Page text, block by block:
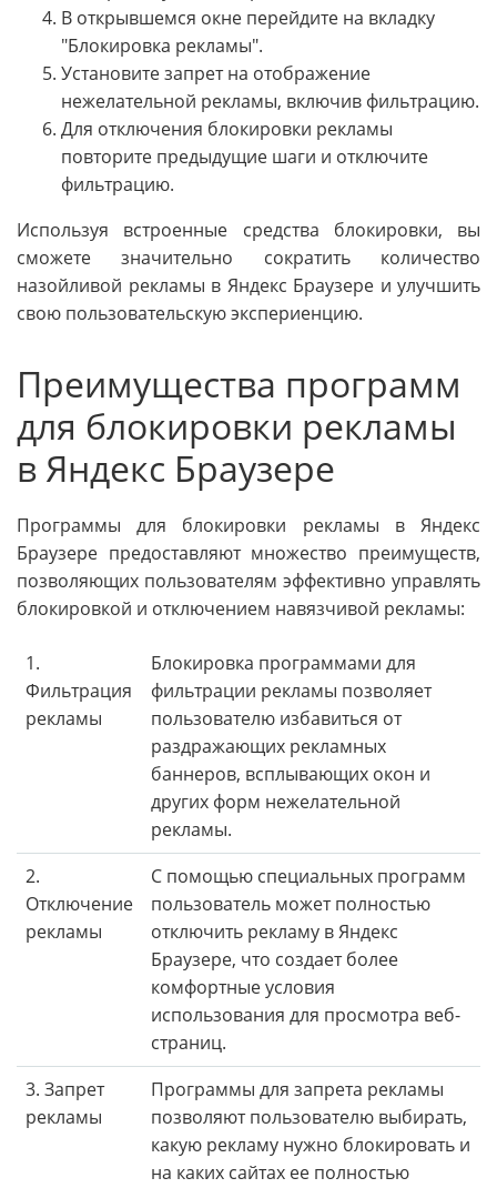
В открывшемся окне перейдите на вкладку
"Блокировка рекламы".
Установите запрет на отображение
нежелательной рекламы, включив фильтрацию.
Для отключения блокировки рекламы
повторите предыдущие шаги и отключите
фильтрацию.
Используя встроенные средства блокировки, вы
сможете значительно сократить количество
назойливой рекламы в Яндекс Браузере и улучшить
свою пользовательскую экспериенцию.
Преимущества программ
для блокировки рекламы
в Яндекс Браузере
Программы для блокировки рекламы в Яндекс
Браузере предоставляют множество преимуществ,
позволяющих пользователям эффективно управлять
блокировкой и отключением навязчивой рекламы:
1.
Фильтрация
рекламы
Блокировка программами для
фильтрации рекламы позволяет
пользователю избавиться от
раздражающих рекламных
баннеров, всплывающих окон и
других форм нежелательной
рекламы.
2.
Отключение
рекламы
С помощью специальных программ
пользователь может полностью
отключить рекламу в Яндекс
Браузере, что создает более
комфортные условия
использования для просмотра веб-
страниц.
3. Запрет
рекламы
Программы для запрета рекламы
позволяют пользователю выбирать,
какую рекламу нужно блокировать и
на каких сайтах ее полностью